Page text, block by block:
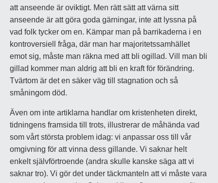
att anseende är oviktigt. Men rätt sätt att värna sitt
anseende är att göra goda gärningar, inte att lyssna på
vad folk tycker om en. Kämpar man på barrikaderna i en
kontroversiell fråga, där man har majoritetssamhället
emot sig, måste man räkna med att bli ogillad. Vill man bli
gillad kommer man aldrig att bli en kraft för förändring.
Tvärtom är det en säker väg till stagnation och så
småningom död.
Även om inte artiklarna handlar om kristenheten direkt,
tidningens framsida till trots, illustrerar de måhända vad
som vårt största problem idag: vi anpassar oss till vår
omgivning för att vinna dess gillande. Vi saknar helt
enkelt självförtroende (andra skulle kanske säga att vi
saknar tro). Vi gör det under täckmanteln att vi måste vara